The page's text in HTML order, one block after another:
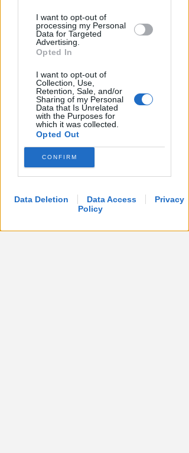
I want to opt-out of
processing my Personal
Data for Targeted
Advertising.
Opted In
I want to opt-out of
Collection, Use,
Retention, Sale, and/or
Sharing of my Personal
Data that Is Unrelated
with the Purposes for
which it was collected.
Opted Out
CONFIRM
Data Deletion Data Access
Privacy
Policy